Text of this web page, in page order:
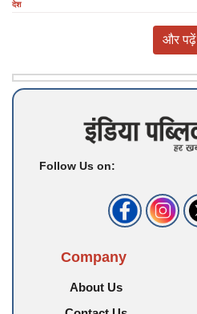
देश
और पढ़ें
Follow Us on:
Company
About Us